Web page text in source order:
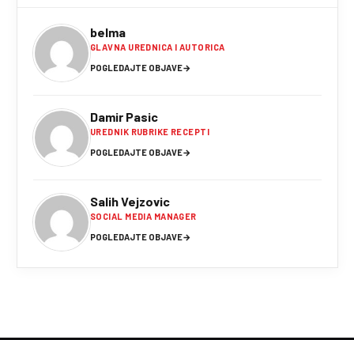
belma
GLAVNA UREDNICA I AUTORICA
POGLEDAJTE OBJAVE→
Damir Pasic
UREDNIK RUBRIKE RECEPTI
POGLEDAJTE OBJAVE→
Salih Vejzovic
SOCIAL MEDIA MANAGER
POGLEDAJTE OBJAVE→